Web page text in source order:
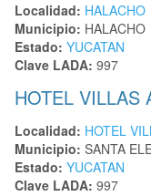
Localidad: HALACHO
Municipio: HALACHO
Estado: YUCATAN
Clave LADA: 997
HOTEL VILLAS
Localidad: HOTEL
Municipio: SANTA
Estado: YUCATAN
Clave LADA: 997